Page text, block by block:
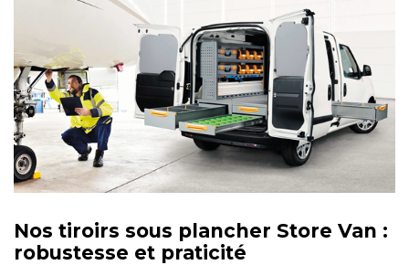
Nos tiroirs sous plancher Store Van :
robustesse et praticité